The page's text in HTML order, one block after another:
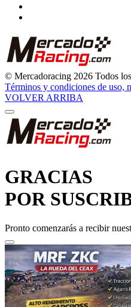
© Mercadoracing 2026 Todos los
Términos y condiciones de uso,
VOLVER ARRIBA
POR